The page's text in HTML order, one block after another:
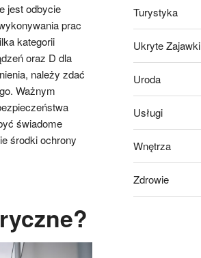
jest odbycie
prac
kategorii
oraz D dla
należy zdać
Ważnym
świadome
środki ochrony
Turystyka
Ukryte Zajawki
Uroda
Usługi
Wnętrza
Zdrowie